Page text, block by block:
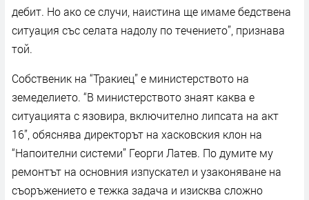
дебит. Но ако се случи, наистина ще имаме бедствена
ситуация със селата надолу по течението”, признава
той.
Собственик на “Тракиец” е министерството на
земеделието. “В министерството знаят каква е
ситуацията с язовира, включително липсата на акт
16”, обяснява директорът на хасковския клон на
“Напоителни системи” Георги Латев. По думите му
ремонтът на основния изпускател и узаконяване на
съоръжението е тежка задача и изисква сложно